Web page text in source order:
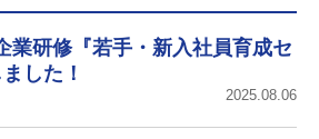
業研修『若手・新入社員育成セ
した！
2025.08.06